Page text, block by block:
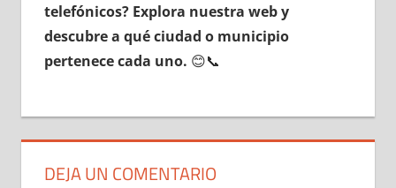
telefónicos? Explora nuestra web у
descubre а qué ciudad ο municipio
pertenece cada uno. 😊📞
DEJA UN COMENTARIO